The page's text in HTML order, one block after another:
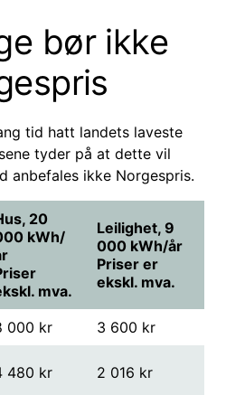
bør ikke
tid hatt landets laveste
tyder på at dette vil
anbefales ikke Norgespris.
20
kWh/
mva.
Leilighet, 9
000 kWh/år
Priser er
ekskl. mva.
000 kr
3 600 kr
480 kr 2 016 kr